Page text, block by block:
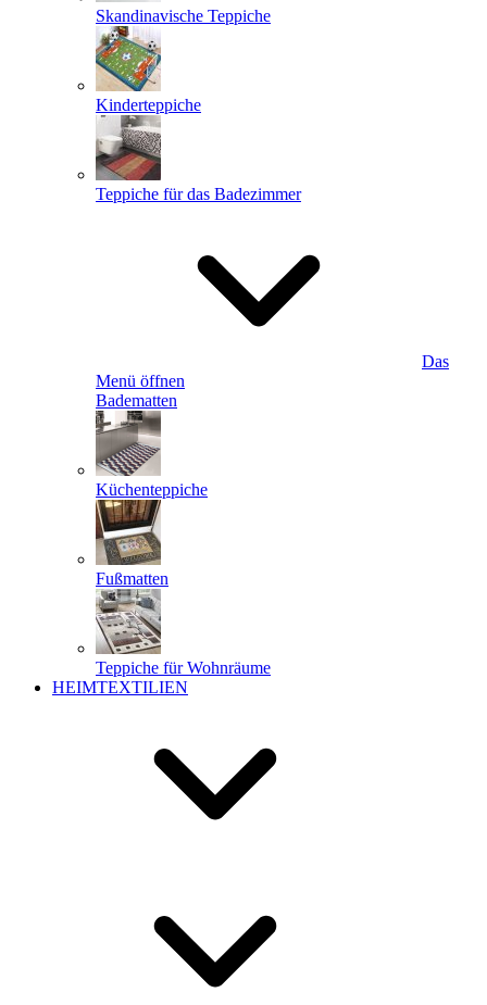
Skandinavische Teppiche
Kinderteppiche
Teppiche für das Badezimmer
Das
Menü öffnen
Badematten
Küchenteppiche
Fußmatten
Teppiche für Wohnräume
HEIMTEXTILIEN